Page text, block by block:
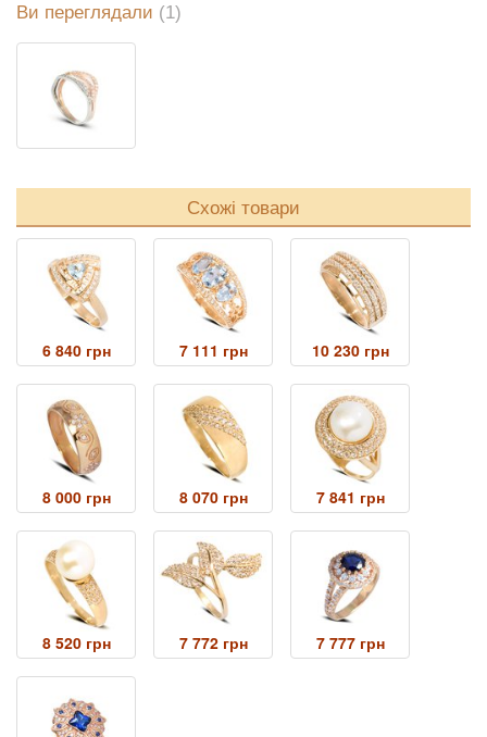
Ви переглядали (1)
Схожі товари
6 840 грн 7 111 грн 10 230 грн
8 000 грн 8 070 грн 7 841 грн
8 520 грн 7 772 грн 7 777 грн